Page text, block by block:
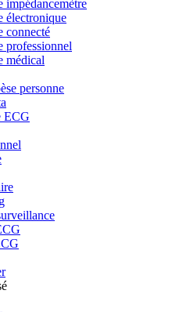
impédancemètre
électronique
connecté
professionnel
médical
personne
ECG